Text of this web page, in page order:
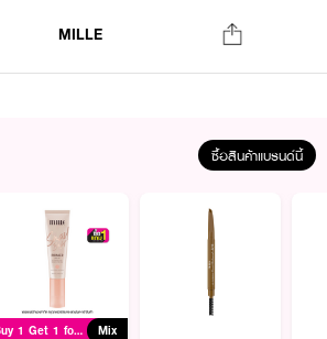
MILLE
ซื้อสินค้าแบรนด์นี้
Buy 1 Get 1 for ฿999 Mix